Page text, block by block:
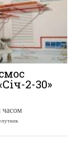
2-30»
часом